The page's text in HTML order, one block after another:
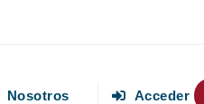
Nosotros Acceder